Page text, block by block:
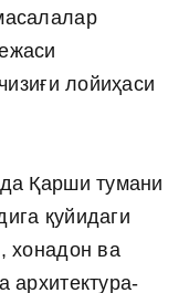
лойиҳаси
Қарши тумани
қуйидаги
хонадон ва
архитектура-